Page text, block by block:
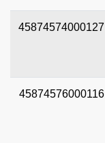
45874574000127
45874576000116